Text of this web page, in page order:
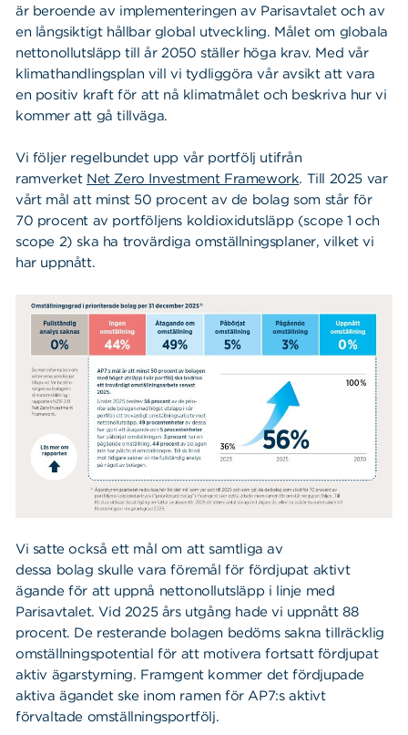
är beroende av implementeringen av Parisavtalet och av
en långsiktigt hållbar global utveckling. Målet om globala
nettonollutsläpp till år 2050 ställer höga krav. Med vår
klimathandlingsplan vill vi tydliggöra vår avsikt att vara
en positiv kraft för att nå klimatmålet och beskriva hur vi
kommer att gå tillväga.
Vi följer regelbundet upp vår portfölj utifrån
ramverket Net Zero Investment Framework. Till 2025 var
vårt mål att minst 50 procent av de bolag som står för
70 procent av portföljens koldioxidutsläpp (scope 1 och
scope 2) ska ha trovärdiga omställningsplaner, vilket vi
har uppnått.
Vi satte också ett mål om att samtliga av
dessa bolag skulle vara föremål för fördjupat aktivt
ägande för att uppnå nettonollutsläpp i linje med
Parisavtalet. Vid 2025 års utgång hade vi uppnått 88
procent. De resterande bolagen bedöms sakna tillräcklig
omställningspotential för att motivera fortsatt fördjupat
aktiv ägarstyrning. Framgent kommer det fördjupade
aktiva ägandet ske inom ramen för AP7:s aktivt
förvaltade omställningsportfölj.